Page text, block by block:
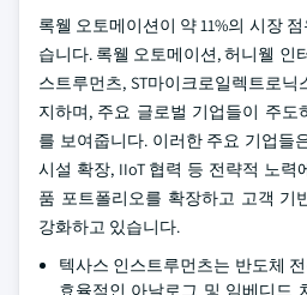
록웰 오토메이션이 약 11%의 시장
습니다. 록웰 오토메이션, 허니웰 인
스트루먼츠, ST마이크로일렉트로
지하며, 주요 글로벌 기업들이 주도
를 보여줍니다. 이러한 주요 기업들
시설 확장, IIoT 협력 등 전략적 노력
품 포트폴리오를 확장하고 고객 기
강화하고 있습니다.
텍사스 인스트루먼츠는 반도체
효율적인 아날로그 및 임베디드